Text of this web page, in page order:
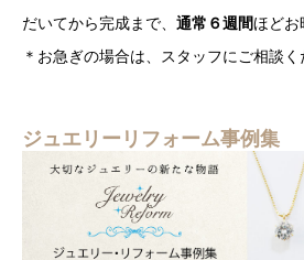
だいてから完成まで、 通常６週間ほどお
＊お急ぎの場合は、スタッフにご相談く
ジュエリーリフォーム事例集